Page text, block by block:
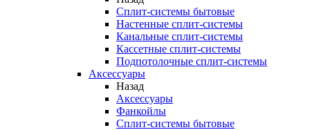
Сплит-системы бытовые
Настенные сплит-системы
Канальные сплит-системы
Кассетные сплит-системы
Подпотолочные сплит-системы
Аксессуары
Назад
Аксессуары
Фанкойлы
Сплит-системы бытовые